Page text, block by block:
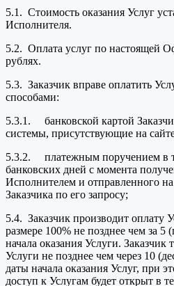
5.1. Стоимость оказания Услуг
Исполнителя.
5.2. Оплата услуг по настоящей
рублях.
5.3. Заказчик вправе оплатить
способами:
5.3.1. банковской картой
системы, присутствующие на
5.3.2. платежным поручением в
банковских дней с момента
Исполнителем и отправленного
Заказчика по его запросу;
5.4. Заказчик производит оплату
размере 100% не позднее чем за 5
начала оказания Услуги. Заказчик
Услуги не позднее чем через 10
даты начала оказания Услуг, при
доступ к Услугам будет открыт в